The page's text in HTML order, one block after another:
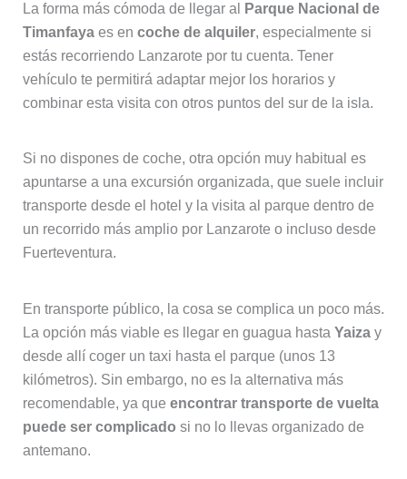
La forma más cómoda de llegar al
Parque Nacional de
Timanfayaes en coche de alquiler, especialmente si
estás recorriendo Lanzarote por tu cuenta. Tener
vehículo te permitirá adaptar mejor los horarios y
combinar esta visita con otros puntos del sur de la isla.
Si no dispones de coche, otra opción muy habitual es
apuntarse a una excursión organizada, que suele incluir
transporte desde el hotel y la visita al parque dentro de
un recorrido más amplio por Lanzarote o incluso desde
Fuerteventura.
En transporte público, la cosa se complica un poco más.
La opción más viable es llegar en guagua hasta Yaizay
desde allí coger un taxi hasta el parque (unos 13
kilómetros). Sin embargo, no es la alternativa más
recomendable, ya que encontrar transporte de vuelta
puede ser complicado si no lo llevas organizado de
antemano.